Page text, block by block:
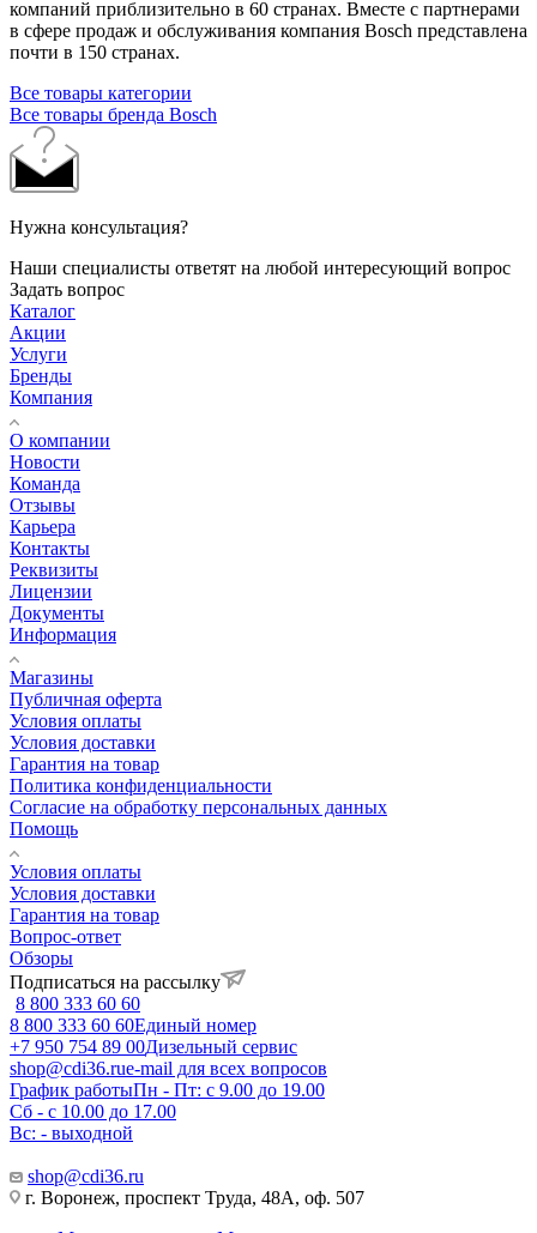
компаний приблизительно в 60 странах. Вместе с партнерами
в сфере продаж и обслуживания компания Bosch представлена
почти в 150 странах.
Все товары категории
Все товары бренда Bosch
Нужна консультация?
Наши специалисты ответят на любой интересующий вопрос
Задать вопрос
Каталог
Акции
Услуги
Бренды
Компания
О компании
Новости
Команда
Отзывы
Карьера
Контакты
Реквизиты
Лицензии
Документы
Информация
Магазины
Публичная оферта
Условия оплаты
Условия доставки
Гарантия на товар
Политика конфиденциальности
Согласие на обработку персональных данных
Помощь
Условия оплаты
Условия доставки
Гарантия на товар
Вопрос-ответ
Обзоры
Подписаться на рассылку
8 800 333 60 60
8 800 333 60 60Единый номер
+7 950 754 89 00Дизельный сервис
shop@cdi36.rue-mail для всех вопросов
График работыПн - Пт: с 9.00 до 19.00
Сб - с 10.00 до 17.00
Вс: - выходной
shop@cdi36.ru
г. Воронеж, проспект Труда, 48А, оф. 507